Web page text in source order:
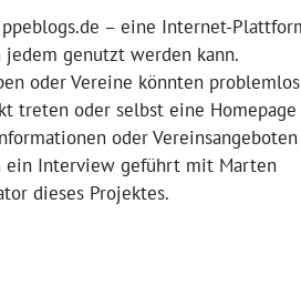
– eine Internet-
genutzt werden kann.
oder Vereine könnten problemlos
treten oder selbst eine Homepage
oder Vereinsangeboten
ein Interview geführt mit Marten
dieses Projektes.